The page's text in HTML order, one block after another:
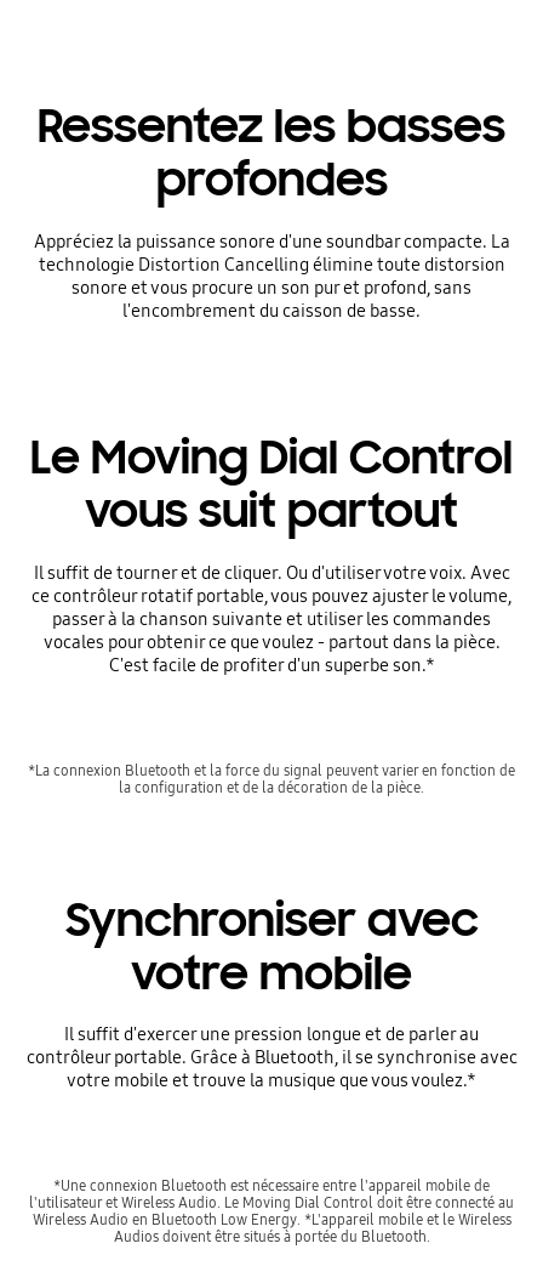
Ressentez les basses
profondes
Appréciez la puissance sonore d'une soundbar compacte. La
technologie Distortion Cancelling élimine toute distorsion
sonore et vous procure un son pur et profond, sans
l'encombrement du caisson de basse.
Le Moving Dial Control
vous suit partout
Il suffit de tourner et de cliquer. Ou d'utiliser votre voix. Avec
ce contrôleur rotatif portable, vous pouvez ajuster le volume,
passer à la chanson suivante et utiliser les commandes
vocales pour obtenir ce que voulez - partout dans la pièce.
C'est facile de profiter d'un superbe son.*
*La connexion Bluetooth et la force du signal peuvent varier en fonction de
la configuration et de la décoration de la pièce.
Synchroniser avec
votre mobile
Il suffit d'exercer une pression longue et de parler au
contrôleur portable. Grâce à Bluetooth, il se synchronise avec
votre mobile et trouve la musique que vous voulez.*
*Une connexion Bluetooth est nécessaire entre l'appareil mobile de
l'utilisateur et Wireless Audio. Le Moving Dial Control doit être connecté au
Wireless Audio en Bluetooth Low Energy. *L'appareil mobile et le Wireless
Audios doivent être situés à portée du Bluetooth.